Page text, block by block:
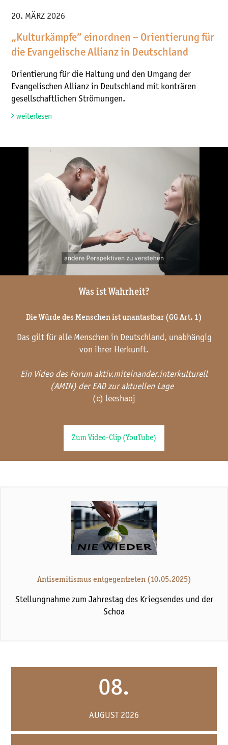
20. MÄRZ 2026
„Kulturkämpfe“ einordnen – Orientierung für
die Evangelische Allianz in Deutschland
Orientierung für die Haltung und den Umgang der
Evangelischen Allianz in Deutschland mit konträren
gesellschaftlichen Strömungen.
weiterlesen
Was ist Wahrheit?
Die Würde des Menschen ist unantastbar (GG Art. 1)
Das gilt für alle Menschen in Deutschland, unabhängig
von ihrer Herkunft.
Ein Video des Forum aktiv.miteinander.interkulturell
(AMIN) der EAD zur aktuellen Lage
(c) leeshaoj
Zum Video-Clip (YouTube)
Antisemitismus entgegentreten (10.05.2025)
Stellungnahme zum Jahrestag des Kriegsendes und der
Schoa
08.
AUGUST 2026